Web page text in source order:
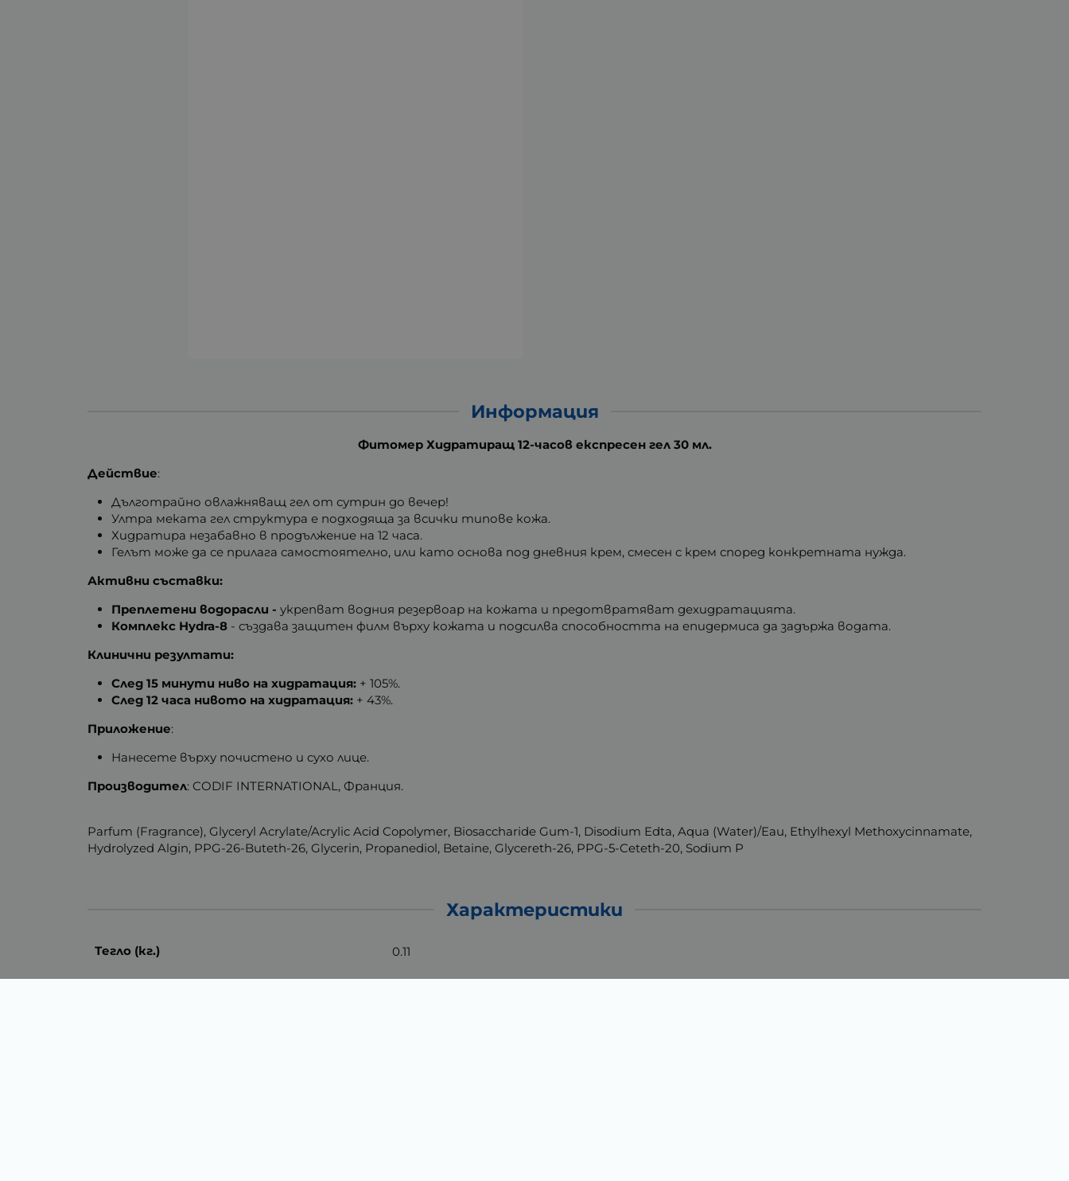
Информация
Фитомер Хидратиращ 12-часов експресен гел 30 мл.
Действие:
Дълготрайно овлажняващ гел от сутрин до вечер!
Ултра меката гел структура е подходяща за всички типове кожа.
Хидратира незабавно в продължение на 12 часа.
Гелът може да се прилага самостоятелно, или като основа под дневния крем, смесен с крем според конкретната нужда.
Активни съставки:
Преплетени водорасли - укрепват водния резервоар на кожата и предотвратяват дехидратацията.
Комплекс Hydra-8 - създава защитен филм върху кожата и подсилва способността на епидермиса да задържа водата.
Клинични резултати:
След 15 минути ниво на хидратация: + 105%.
След 12 часа нивото на хидратация: + 43%.
Приложение:
Нанесете върху почистено и сухо лице.
Производител: CODIF INTERNATIONAL, Франция.
Parfum (Fragrance), Glyceryl Acrylate/Acrylic Acid Copolymer, Biosaccharide Gum-1, Disodium Edta, Aqua (Water)/Eau, Ethylhexyl Methoxycinnamate,
Hydrolyzed Algin, PPG-26-Buteth-26, Glycerin, Propanediol, Betaine, Glycereth-26, PPG-5-Ceteth-20, Sodium P
Характеристики
Тегло (кг.) 0.11